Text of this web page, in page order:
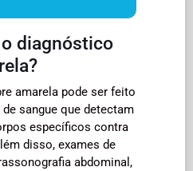
diagnóstico
amarela pode ser feito
sangue que detectam
específicos contra
disso, exames de
abdominal,